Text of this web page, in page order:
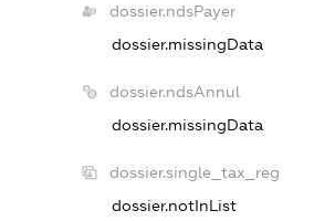
dossier.ndsPayer
dossier.missingData
dossier.ndsAnnul
dossier.missingData
dossier.single_tax_reg
dossier.notInList